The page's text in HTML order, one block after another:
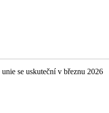
se uskuteční v březnu 2026